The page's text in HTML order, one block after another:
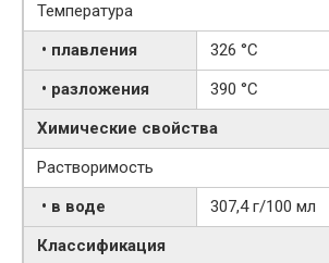
Температура
• плавления
326 °C
• разложения
390 °C
Химические свойства
Растворимость
• в воде
307,4 г/100 мл
Классификация